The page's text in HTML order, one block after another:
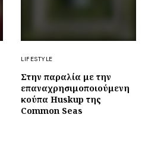
LIFESTYLE
Στην παραλία με την
επαναχρησιμοποιούμενη
κούπα Huskup της
Common Seas